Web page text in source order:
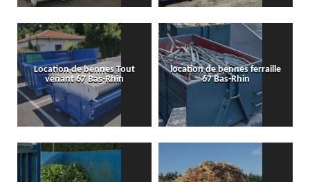
Location de bennes Tout
venant 67 Bas-Rhin
location de bennes ferraille
67 Bas-Rhin